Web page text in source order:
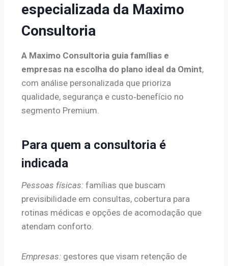
especializada da Maximo
Consultoria
A Maximo Consultoria guia famílias e
empresas na escolha do plano ideal da Omint,
com análise personalizada que prioriza
qualidade, segurança e custo‑benefício no
segmento Premium.
Para quem a consultoria é
indicada
Pessoas físicas: famílias que buscam
previsibilidade em consultas, cobertura para
rotinas médicas e opções de acomodação que
atendam conforto.
Empresas: gestores que visam retenção de